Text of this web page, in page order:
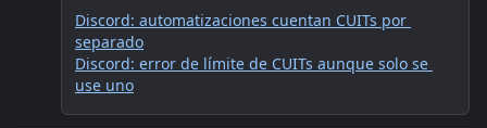
Discord: automatizaciones cuentan CUITs por
separado
Discord: error de límite de CUITs aunque solo se
use uno